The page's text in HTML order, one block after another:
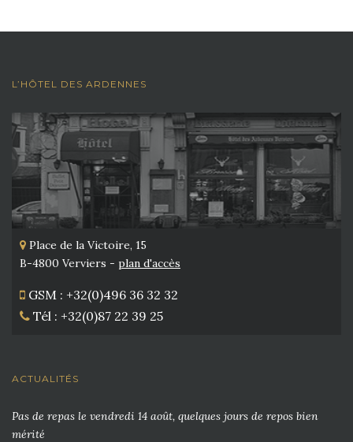
L’HÔTEL DES ARDENNES
Place de la Victoire, 15
B-4800 Verviers - plan d'accès
GSM : +32(0)496 36 32 32
Tél : +32(0)87 22 39 25
ACTUALITÉS
Pas de repas le vendredi 14 août, quelques jours de repos bien
mérité